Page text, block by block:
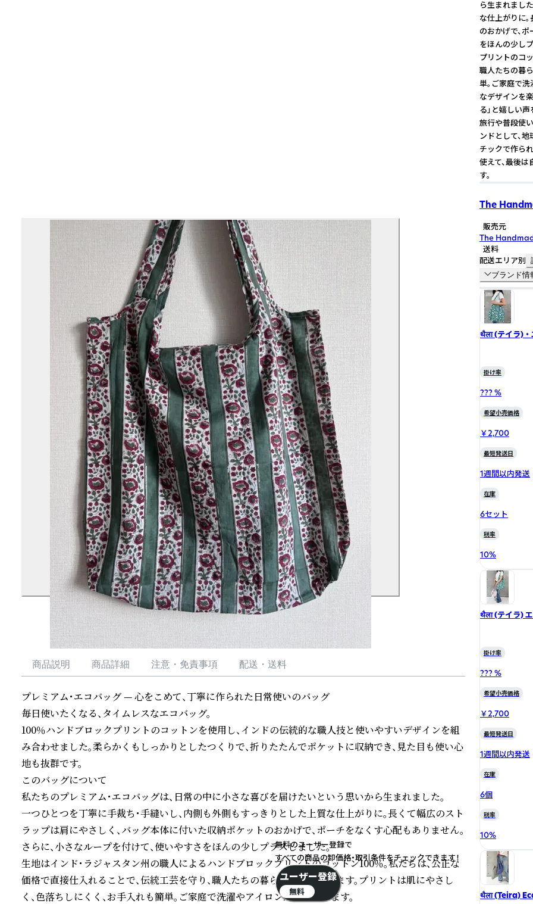
商品説明 商品詳細 注意・免責事項 配送・送料
プレミアム・エコバッグ — 心をこめて、丁寧に作られた日常使いのバッグ
毎日使いたくなる、タイムレスなエコバッグ。
100％ハンドブロックプリントのコットンを使用し、インドの伝統的な職人技と使いやすいデザインを組
み合わせました。柔らかくもしっかりとしたつくりで、折りたたんでポケットに収納でき、見た目も使い心
地も抜群です。
このバッグについて
私たちのプレミアム・エコバッグは、日常の中に小さな喜びを届けたいという思いから生まれました。
一つひとつを丁寧に手裁ち・手縫いし、内側も外側もすっきりとした上質な仕上がりに。長くて幅広のスト
ラップは肩にやさしく、バッグ本体に付いた収納ポケットのおかげで、ポーチをなくす心配もありません。
さらに、小さなループを付けて、使いやすさをほんの少しプラスしました。
生地はインド・ラジャスタン州の職人によるハンドブロックプリントのコットン100％。私たちは、公正な
価格で直接仕入れることで、伝統工芸を守り、職人たちの暮らしを支えています。プリントは肌にやさし
く、色落ちしにくく、お手入れも簡単。ご家庭で洗濯やアイロンがけができます。
ら生まれまし
な仕上がりに
のおかげで、
をほんの少し
プリントのコ
職人たちの暮
単。ご家庭で
なデザインを
る」と嬉しい
旅行や普段使
ンドとして、
チックで作ら
使えて、最後
す。
The
販売元
The
送料
配送エリア別
ブランド情
थैला (テイラ)
掛け率
??? %
希望小売価格
￥2,700
最短発送日
1週間以内発送
在庫
6セット
税率
10%
थैला (テイラ) エ
掛け率
??? %
希望小売価格
￥2,700
最短発送日
1週間以内発送
在庫
6個
税率
10%
थैला (Teira)
無料のユーザー登録で
すべての商品の卸価格・取引条件をチェックできます！
ユーザー登録
無料